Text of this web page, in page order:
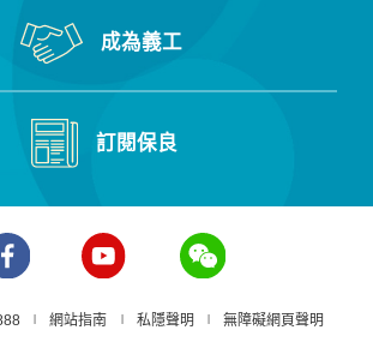
成為義工
訂閱保良
網站指南 私隱聲明 無障礙網頁聲明